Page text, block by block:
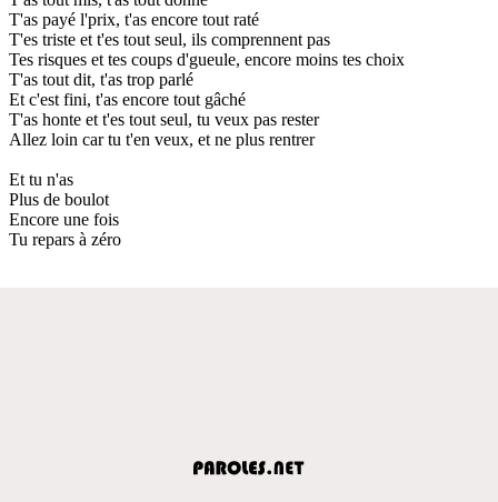
T'as payé l'prix, t'as encore tout raté
T'es triste et t'es tout seul, ils comprennent pas
Tes risques et tes coups d'gueule, encore moins tes choix
T'as tout dit, t'as trop parlé
Et c'est fini, t'as encore tout gâché
T'as honte et t'es tout seul, tu veux pas rester
Allez loin car tu t'en veux, et ne plus rentrer
Et tu n'as
Plus de boulot
Encore une fois
Tu repars à zéro